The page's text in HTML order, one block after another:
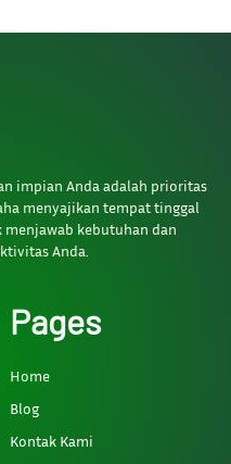
impian Anda adalah prioritas
menyajikan tempat tinggal
kebutuhan dan
Anda.
Pages
Home
Blog
Kontak Kami